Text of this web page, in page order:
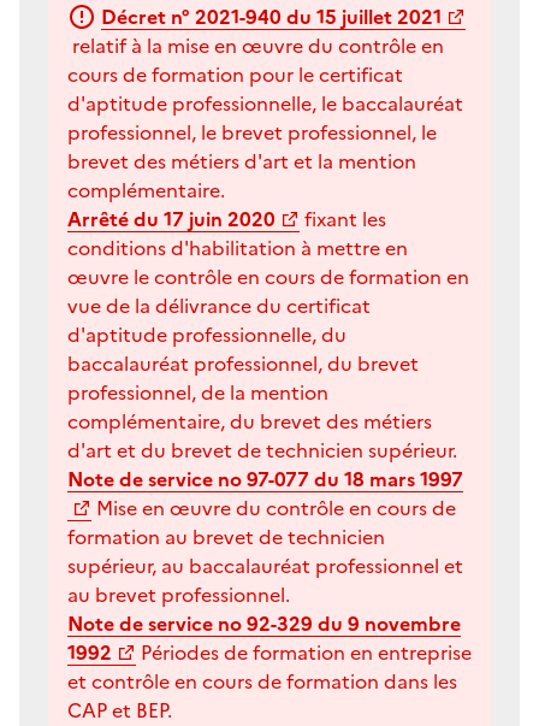
Décret n° 2021-940 du 15 juillet 2021
relatif à la mise en œuvre du contrôle en
cours de formation pour le certificat
d'aptitude professionnelle, le baccalauréat
professionnel, le brevet professionnel, le
brevet des métiers d'art et la mention
complémentaire.
Arrêté du 17 juin 2020
fixant les
conditions d'habilitation à mettre en
œuvre le contrôle en cours de formation en
vue de la délivrance du certificat
d'aptitude professionnelle, du
baccalauréat professionnel, du brevet
professionnel, de la mention
complémentaire, du brevet des métiers
d'art et du brevet de technicien supérieur.
Note de service no 97-077 du 18 mars 1997
Mise en œuvre du contrôle en cours de
formation au brevet de technicien
supérieur, au baccalauréat professionnel et
au brevet professionnel.
Note de service no 92-329 du 9 novembre
1992
Périodes de formation en entreprise
et contrôle en cours de formation dans les
CAP et BEP.